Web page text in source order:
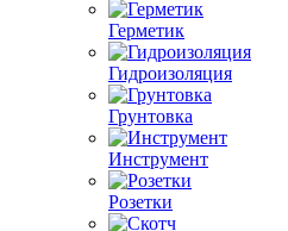
Герметик
Гидроизоляция
Грунтовка
Инструмент
Розетки